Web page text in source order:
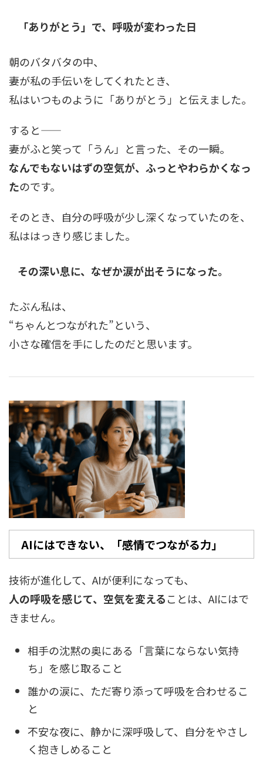
「ありがとう」で、呼吸が変わった日
朝のバタバタの中、
妻が私の手伝いをしてくれたとき、
私はいつものように「ありがとう」と伝えました。
すると――
妻がふと笑って「うん」と言った、その一瞬。
なんでもないはずの空気が、ふっとやわらかくなっ
たのです。
そのとき、自分の呼吸が少し深くなっていたのを、
私ははっきり感じました。
その深い息に、なぜか涙が出そうになった。
たぶん私は、
“ちゃんとつながれた”という、
小さな確信を手にしたのだと思います。
AIにはできない、「感情でつながる力」
技術が進化して、AIが便利になっても、
人の呼吸を感じて、空気を変えることは、AIにはで
きません。
相手の沈黙の奥にある「言葉にならない気持
ち」を感じ取ること
誰かの涙に、ただ寄り添って呼吸を合わせるこ
と
不安な夜に、静かに深呼吸して、自分をやさし
く抱きしめること